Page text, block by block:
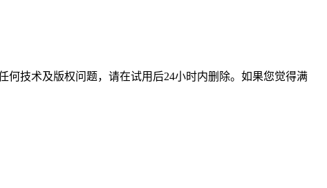
技术及版权问题，请在试用后24小时内删除。如果您觉得满